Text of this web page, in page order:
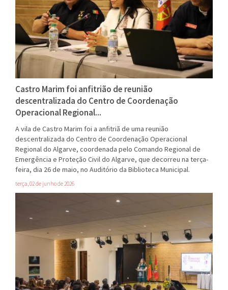
Castro Marim foi anfitrião de reunião
descentralizada do Centro de Coordenação
Operacional Regional...
A vila de Castro Marim foi a anfitriã de uma reunião
descentralizada do Centro de Coordenação Operacional
Regional do Algarve, coordenada pelo Comando Regional de
Emergência e Proteção Civil do Algarve, que decorreu na terça-
feira, dia 26 de maio, no Auditório da Biblioteca Municipal.
terça, 02 de junho de 2026